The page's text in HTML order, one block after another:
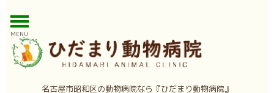
MENU
名古屋市昭和区の動物病院なら『ひだまり動物病院』